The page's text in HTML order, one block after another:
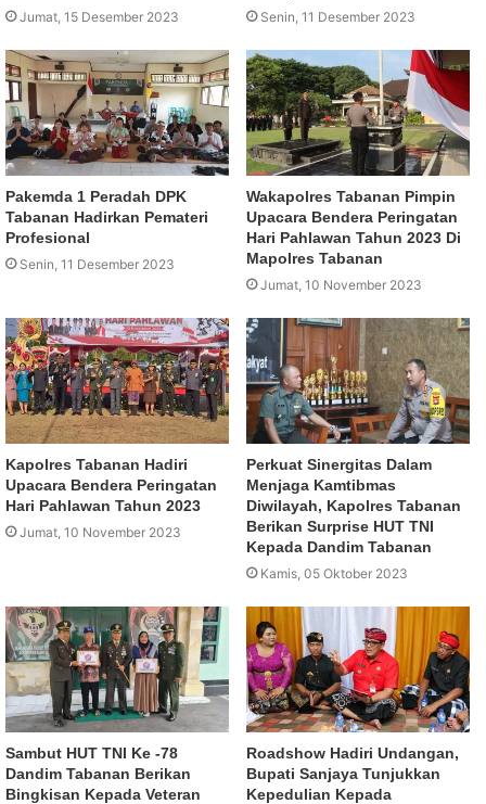
Jumat, 15 Desember 2023 Senin, 11 Desember 2023
Pakemda 1 Peradah DPK
Tabanan Hadirkan Pemateri
Profesional
Senin, 11 Desember 2023
Wakapolres Tabanan Pimpin
Upacara Bendera Peringatan
Hari Pahlawan Tahun 2023 Di
Mapolres Tabanan
Jumat, 10 November 2023
Kapolres Tabanan Hadiri
Upacara Bendera Peringatan
Hari Pahlawan Tahun 2023
Jumat, 10 November 2023
Perkuat Sinergitas Dalam
Menjaga Kamtibmas
Diwilayah, Kapolres Tabanan
Berikan Surprise HUT TNI
Kepada Dandim Tabanan
Kamis, 05 Oktober 2023
Sambut HUT TNI Ke -78
Dandim Tabanan Berikan
Bingkisan Kepada Veteran
Roadshow Hadiri Undangan,
Bupati Sanjaya Tunjukkan
Kepedulian Kepada